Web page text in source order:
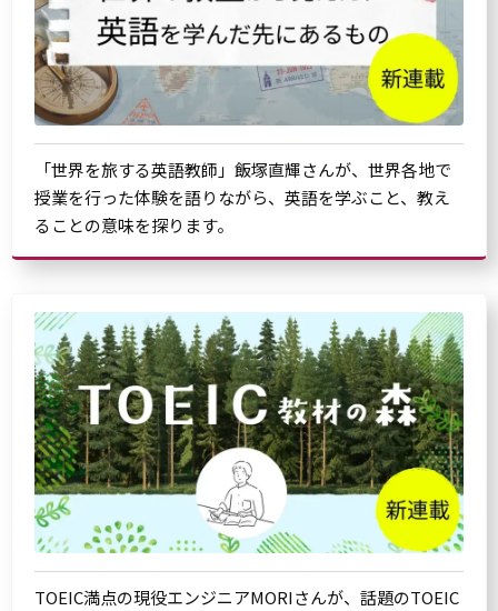
「世界を旅する英語教師」飯塚直輝さんが、世界各地で
授業を行った体験を語りながら、英語を学ぶこと、教え
ることの意味を探ります。
TOEIC満点の現役エンジニアMORIさんが、話題のTOEIC